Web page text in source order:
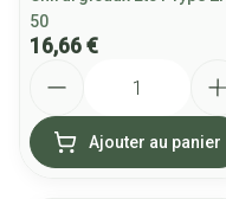
50
16,66 €
Ajouter au panier